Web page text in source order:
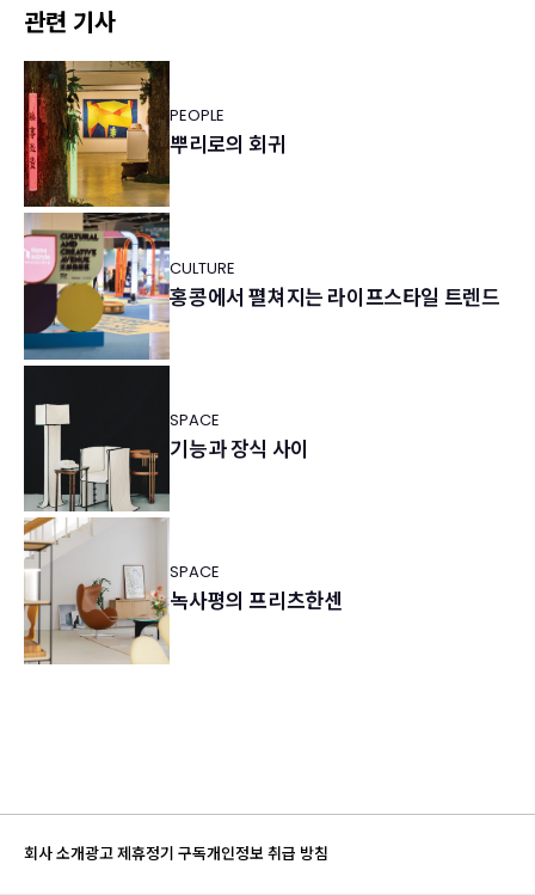
관련 기사
PEOPLE
뿌리로의 회귀
CULTURE
홍콩에서 펼쳐지는 라이프스타일 트렌드
SPACE
기능과 장식 사이
SPACE
녹사평의 프리츠한센
회사 소개광고 제휴정기 구독개인정보 취급 방침